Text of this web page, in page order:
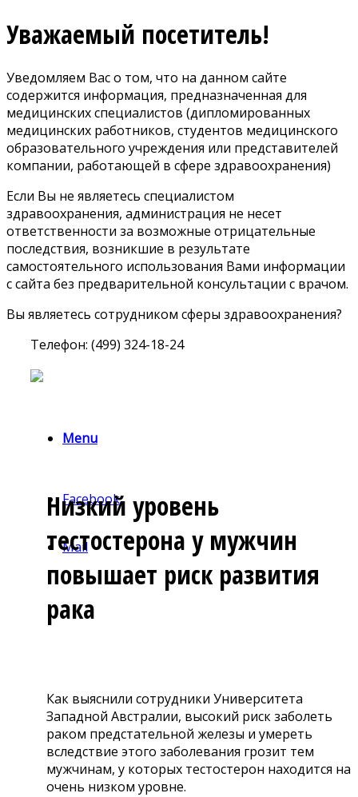
Уважаемый посетитель!
Уведомляем Вас о том, что на данном сайте
содержится информация, предназначенная для
медицинских специалистов (дипломированных
медицинских работников, студентов медицинского
образовательного учреждения или представителей
компании, работающей в сфере здравоохранения)
Если Вы не являетесь специалистом
здравоохранения, администрация не несет
ответственности за возможные отрицательные
последствия, возникшие в результате
самостоятельного использования Вами информации
с сайта без предварительной консультации с врачом.
Вы являетесь сотрудником сферы здравоохранения?
Телефон: (499) 324-18-24
Menu
Facebook
Mail
Низкий уровень
тестостерона у мужчин
повышает риск развития
рака
Как выяснили сотрудники Университета
Западной Австралии, высокий риск заболеть
раком предстательной железы и умереть
вследствие этого заболевания грозит тем
мужчинам, у которых тестостерон находится на
очень низком уровне.